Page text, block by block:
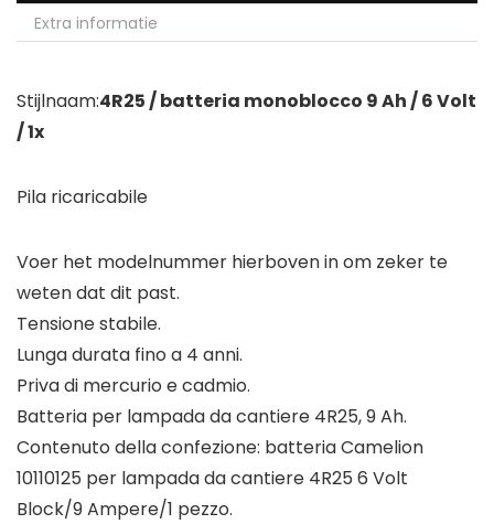
Extra informatie
Stijlnaam:4R25 / batteria monoblocco 9 Ah / 6 Volt
/ 1x
Pila ricaricabile
Voer het modelnummer hierboven in om zeker te
weten dat dit past.
Tensione stabile.
Lunga durata fino a 4 anni.
Priva di mercurio e cadmio.
Batteria per lampada da cantiere 4R25, 9 Ah.
Contenuto della confezione: batteria Camelion
10110125 per lampada da cantiere 4R25 6 Volt
Block/9 Ampere/1 pezzo.